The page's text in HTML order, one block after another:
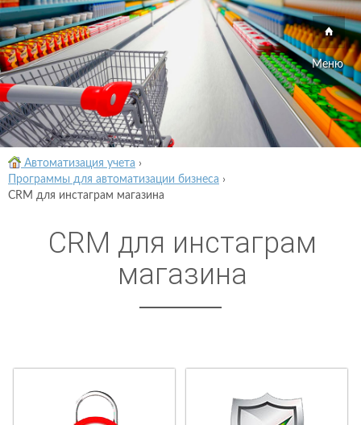
Меню
Автоматизация учета ›
Программы для автоматизации бизнеса ›
CRM для инстаграм магазина
CRM для инстаграм
магазина